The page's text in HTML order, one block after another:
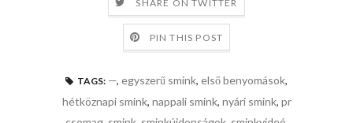
SHARE ON TWITTER
PIN THIS POST
TAGS: —, egyszerű smink, első benyomások,
hétköznapi smink, nappali smink, nyári smink, pr